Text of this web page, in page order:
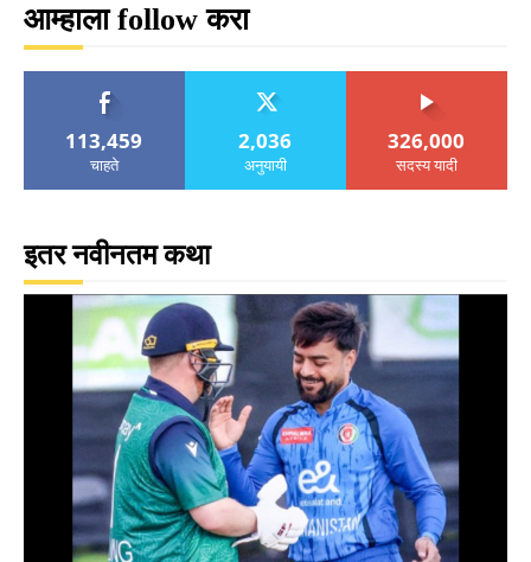
आम्हाला follow करा
113,459
चाहते
2,036
अनुयायी
326,000
सदस्य यादी
इतर नवीनतम कथा